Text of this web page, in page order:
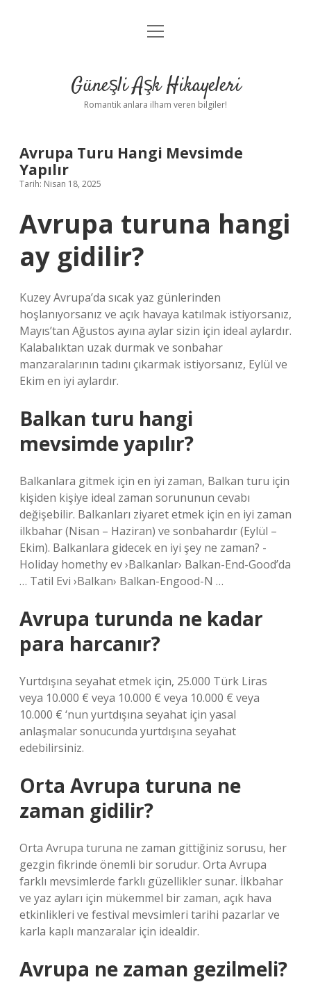
Anasayfa
Yasal Uyarı
menüyü
Güneşli Aşk Hikayeleri
Romantik anlara ilham veren bilgiler!
Avrupa Turu Hangi Mevsimde
Yapılır
Tarih: Nisan 18, 2025
Avrupa turuna hangi
ay gidilir?
Kuzey Avrupa’da sıcak yaz günlerinden
hoşlanıyorsanız ve açık havaya katılmak istiyorsanız,
Mayıs’tan Ağustos ayına aylar sizin için ideal aylardır.
Kalabalıktan uzak durmak ve sonbahar
manzaralarının tadını çıkarmak istiyorsanız, Eylül ve
Ekim en iyi aylardır.
Balkan turu hangi
mevsimde yapılır?
Balkanlara gitmek için en iyi zaman, Balkan turu için
kişiden kişiye ideal zaman sorununun cevabı
değişebilir. Balkanları ziyaret etmek için en iyi zaman
ilkbahar (Nisan – Haziran) ve sonbahardır (Eylül –
Ekim). Balkanlara gidecek en iyi şey ne zaman? -
Holiday homethy ev ›Balkanlar› Balkan-End-Good’da
… Tatil Evi ›Balkan› Balkan-Engood-N …
Avrupa turunda ne kadar
para harcanır?
Yurtdışına seyahat etmek için, 25.000 Türk Liras
veya 10.000 € veya 10.000 € veya 10.000 € veya
10.000 € ‘nun yurtdışına seyahat için yasal
anlaşmalar sonucunda yurtdışına seyahat
edebilirsiniz.
Orta Avrupa turuna ne
zaman gidilir?
Orta Avrupa turuna ne zaman gittiğiniz sorusu, her
gezgin fikrinde önemli bir sorudur. Orta Avrupa
farklı mevsimlerde farklı güzellikler sunar. İlkbahar
ve yaz ayları için mükemmel bir zaman, açık hava
etkinlikleri ve festival mevsimleri tarihi pazarlar ve
karla kaplı manzaralar için idealdir.
Avrupa ne zaman gezilmeli?